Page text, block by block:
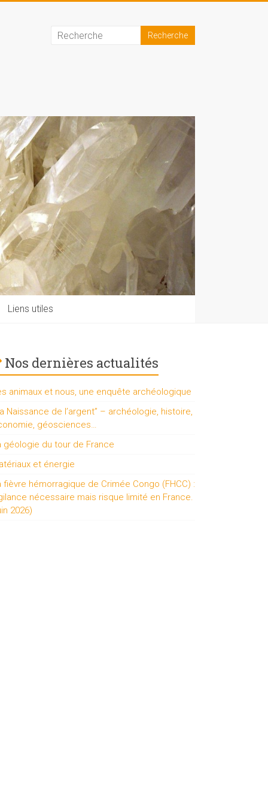
Liens utiles
Nos dernières actualités
animaux et nous, une enquête archéologique
Naissance de l’argent” – archéologie, histoire,
géosciences…
géologie du tour de France
et énergie
fièvre hémorragique de Crimée Congo (FHCC) :
nécessaire mais risque limité en France.
2026)